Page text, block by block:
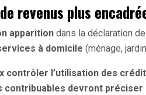
revenus plus
apparition dans la déclaration
à domicile (ménage,
contrôler l’utilisation des
contribuables devront préciser